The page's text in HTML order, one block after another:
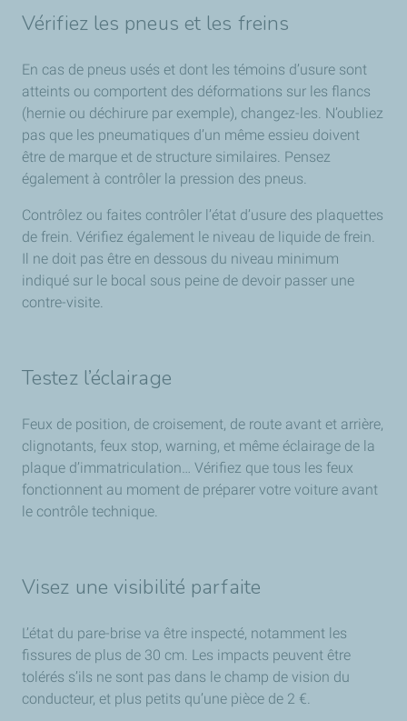
Vérifiez les pneus et les freins
En cas de pneus usés et dont les témoins d’usure sont
atteints ou comportent des déformations sur les flancs
(hernie ou déchirure par exemple), changez-les. N’oubliez
pas que les pneumatiques d’un même essieu doivent
être de marque et de structure similaires. Pensez
également à contrôler la pression des pneus.
Contrôlez ou faites contrôler l’état d’usure des plaquettes
de frein. Vérifiez également le niveau de liquide de frein.
Il ne doit pas être en dessous du niveau minimum
indiqué sur le bocal sous peine de devoir passer une
contre-visite.
Testez l’éclairage
Feux de position, de croisement, de route avant et arrière,
clignotants, feux stop, warning, et même éclairage de la
plaque d’immatriculation… Vérifiez que tous les feux
fonctionnent au moment de préparer votre voiture avant
le contrôle technique.
Visez une visibilité parfaite
L’état du pare-brise va être inspecté, notamment les
fissures de plus de 30 cm. Les impacts peuvent être
tolérés s’ils ne sont pas dans le champ de vision du
conducteur, et plus petits qu’une pièce de 2 €.